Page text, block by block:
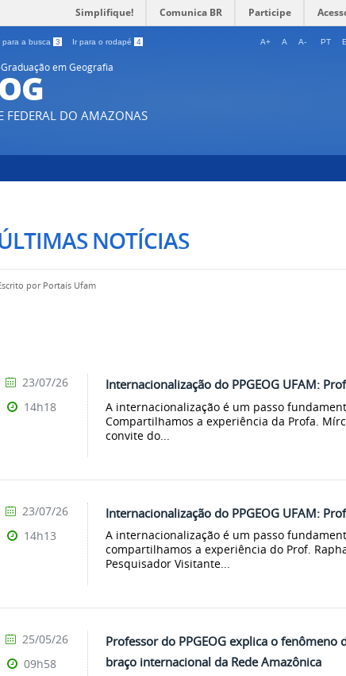
Simplifique! Comunica BR Participe
para a busca 3 Ir para o rodapé 4 A+ A A- PT
em Geografia
FEDERAL DO AMAZONAS
NOTÍCIAS
por Portais Ufam
Internacionalização do PPGEOG UFAM:
A internacionalização é um passo
Compartilhamos a experiência da Profa.
convite do...
23/07/26
14h18
Internacionalização do PPGEOG UFAM:
A internacionalização é um passo
compartilhamos a experiência do Prof.
Pesquisador Visitante...
23/07/26
14h13
Professor do PPGEOG explica o
braço internacional da Rede Amazônica
25/05/26
09h58